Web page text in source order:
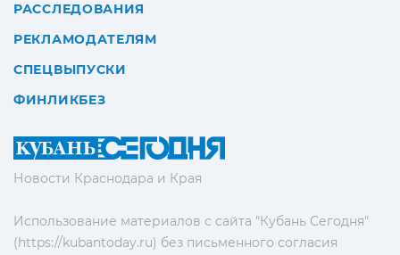
Новости Краснодара и Края
Использование материалов с сайта "Кубань Сегодня"
(https://kubantoday.ru) без письменного согласия
РАССЛЕДОВАНИЯ
РЕКЛАМОДАТЕЛЯМ
СПЕЦВЫПУСКИ
ФИНЛИКБЕЗ